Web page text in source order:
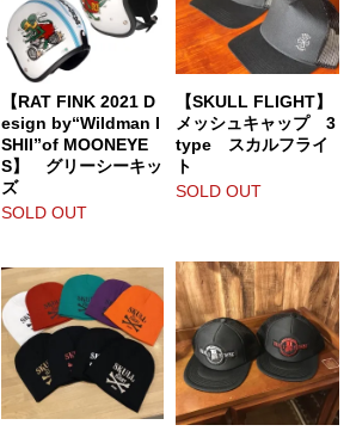
【RAT FINK 2021 D
esign by“Wildman I
SHII”of MOONEYE
S】 グリーシーキッ
ズ
SOLD OUT
【SKULL FLIGHT】
メッシュキャップ 3
type スカルフライ
ト
SOLD OUT